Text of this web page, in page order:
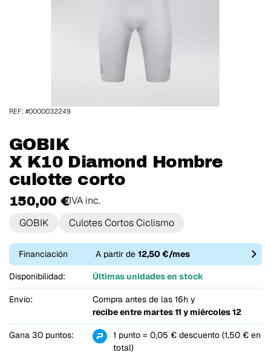
GOBIK
X K10 Diamond Hombre
culotte corto
150,00 €IVA inc.
GOBIK
Culotes Cortos Ciclismo
Financiación A partir de12,50 €/mes
Disponibilidad: Últimas unidades en stock
Envío:
Compra antes de las 16h y
recibe entre martes 11 y miércoles 12
Gana 30 puntos:
1 punto = 0,05 € descuento (1,50 € en
total)
REF: #0000032249